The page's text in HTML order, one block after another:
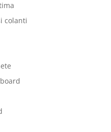
colanti